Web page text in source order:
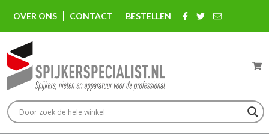
OVER ONS CONTACT BESTELLEN